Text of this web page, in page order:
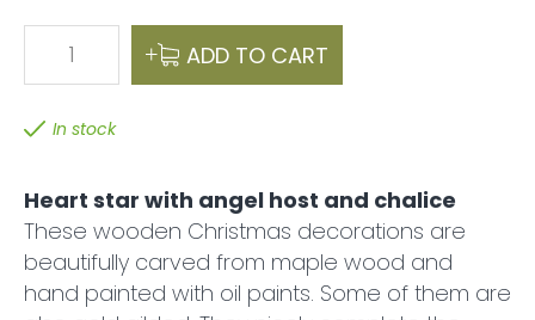
1 ADD TO CART
In stock
Heart star with angel host and chalice
These wooden Christmas decorations are
beautifully carved from maple wood and
hand painted with oil paints. Some of them are